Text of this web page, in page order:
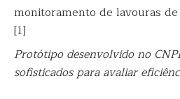
[1]
Protótipo desenvolvido no
sofisticados para avaliar